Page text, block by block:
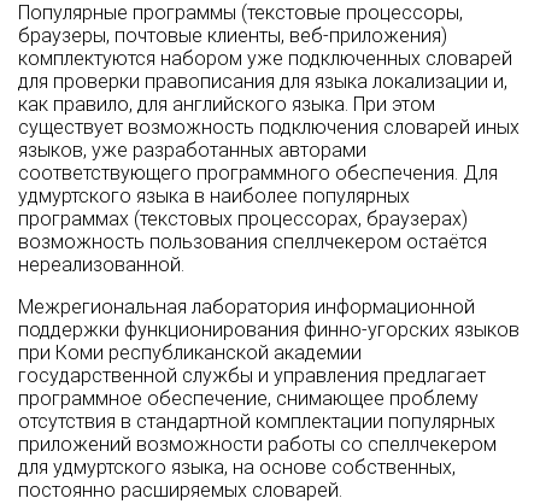
Популярные программы (текстовые процессоры,
браузеры, почтовые клиенты, веб-приложения)
комплектуются набором уже подключенных словарей
для проверки правописания для языка локализации и,
как правило, для английского языка. При этом
существует возможность подключения словарей иных
языков, уже разработанных авторами
соответствующего программного обеспечения. Для
удмуртского языка в наиболее популярных
программах (текстовых процессорах, браузерах)
возможность пользования спеллчекером остаётся
нереализованной.
Межрегиональная лаборатория информационной
поддержки функционирования финно-угорских языков
при Коми республиканской академии
государственной службы и управления предлагает
программное обеспечение, снимающее проблему
отсутствия в стандартной комплектации популярных
приложений возможности работы со спеллчекером
для удмуртского языка, на основе собственных,
постоянно расширяемых словарей.